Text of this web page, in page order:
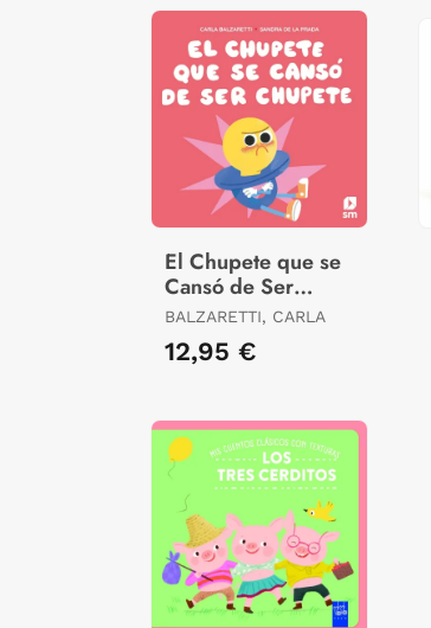
El Chupete que se
Cansó de Ser
Chupete
BALZARETTI, CARLA
12,95 €